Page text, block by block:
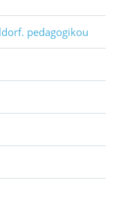
pedagogikou